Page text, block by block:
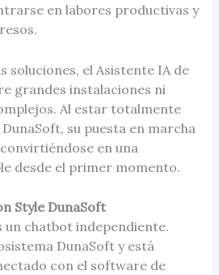
en labores productivas y
soluciones, el Asistente IA de
grandes instalaciones ni
Al estar totalmente
su puesta en marcha
en una
desde el primer momento.
Style DunaSoft
un chatbot independiente.
DunaSoft y está
con el software de